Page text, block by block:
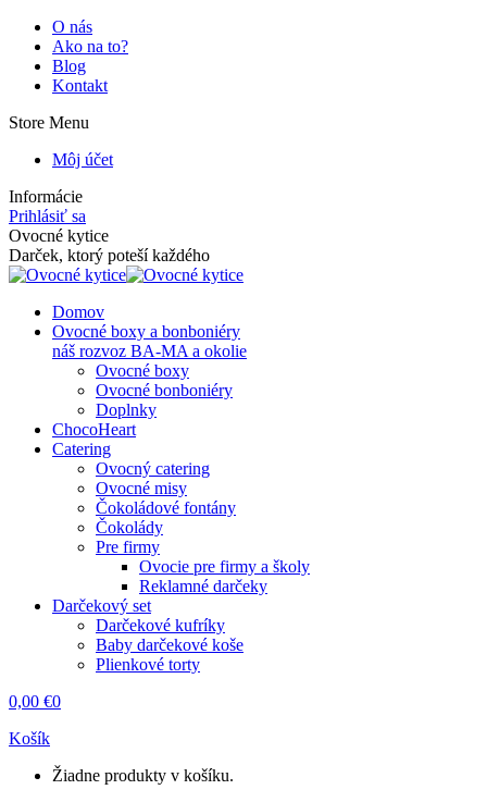
Skip
content
O nás
Ako na to?
Blog
Kontakt
Store Menu
Môj účet
Informácie
Prihlásiť sa
Facebook
page
opens
new
window
Instagram
page
opens
new
window
Ovocné kytice
Darček, ktorý poteší každého
Domov
Ovocné boxy a bonboniéry
náš rozvoz BA-MA a okolie
Ovocné boxy
Ovocné bonboniéry
Doplnky
ChocoHeart
Catering
Ovocný catering
Ovocné misy
Čokoládové fontány
Čokolády
Pre firmy
Ovocie pre firmy a školy
Reklamné darčeky
Darčekový set
Darčekové kufríky
Baby darčekové koše
Plienkové torty
0,00 €0
Košík
Žiadne produkty v košíku.